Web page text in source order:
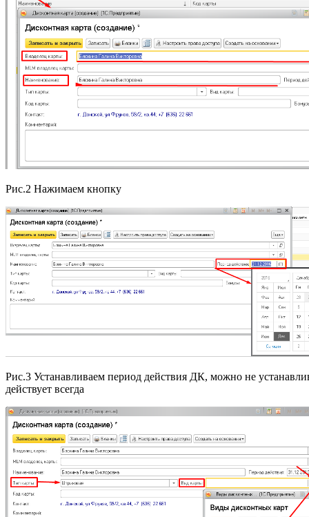
Рис.2 Нажимаем кнопку
Рис.3 Устанавливаем период действия ДК, можно не
действует всегда